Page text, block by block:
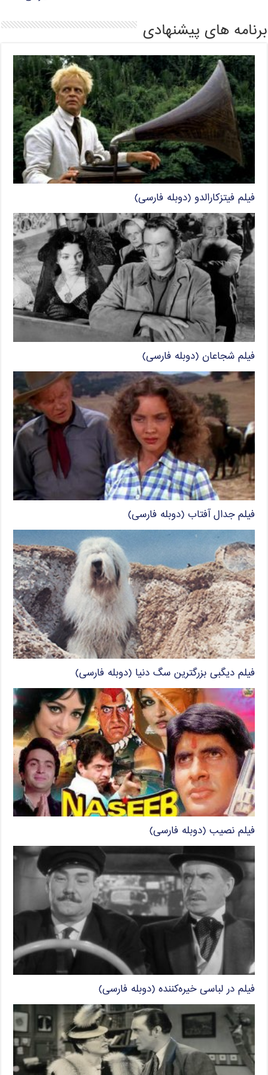
برنامه های پیشنهادی
فیلم فیتزکارالدو (دوبله فارسی)
فیلم شجاعان (دوبله فارسی)
فیلم جدال آفتاب (دوبله فارسی)
فیلم دیگبی بزرگترین سگ دنیا (دوبله فارسی)
فیلم نصیب (دوبله فارسی)
فیلم در لباسی خیره‌کننده (دوبله فارسی)